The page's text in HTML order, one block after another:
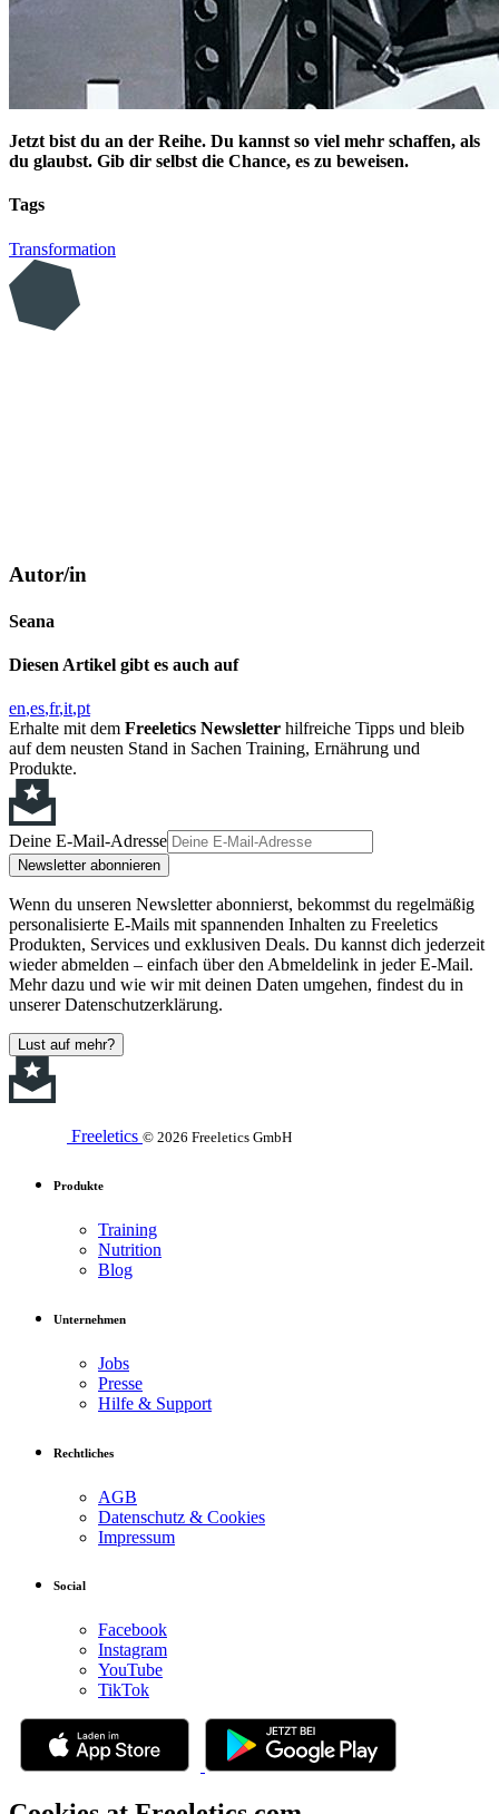
Jetzt bist du an der Reihe. Du kannst so viel mehr schaffen, als
du glaubst. Gib dir selbst die Chance, es zu beweisen.
Tags
Transformation
Autor/in
Seana
Diesen Artikel gibt es auch auf
en es fr it pt
Erhalte mit dem Freeletics Newsletter hilfreiche Tipps und bleib
auf dem neusten Stand in Sachen Training, Ernährung und
Produkte.
Deine E-Mail-Adresse
Newsletter abonnieren
Wenn du unseren Newsletter abonnierst, bekommst du regelmäßig
personalisierte E-Mails mit spannenden Inhalten zu Freeletics
Produkten, Services und exklusiven Deals. Du kannst dich jederzeit
wieder abmelden – einfach über den Abmeldelink in jeder E-Mail.
Mehr dazu und wie wir mit deinen Daten umgehen, findest du in
unserer Datenschutzerklärung.
Lust auf mehr?
Freeletics © 2026 Freeletics GmbH
Produkte
Training
Nutrition
Blog
Unternehmen
Jobs
Presse
Hilfe & Support
Rechtliches
AGB
Datenschutz & Cookies
Impressum
Social
Facebook
Instagram
YouTube
TikTok